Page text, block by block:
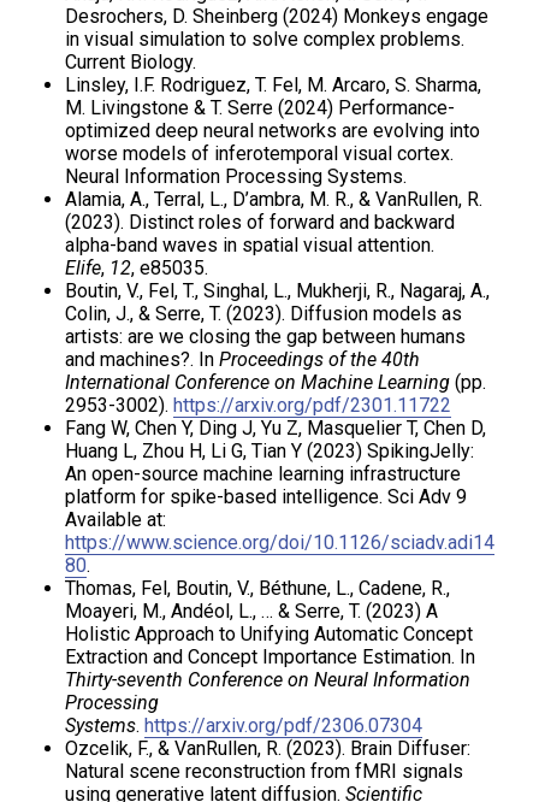
Desrochers, D. Sheinberg (2024) Monkeys engage
in visual simulation to solve complex problems.
Current Biology.
Linsley, I.F. Rodriguez, T. Fel, M. Arcaro, S. Sharma,
M. Livingstone & T. Serre (2024) Performance-
optimized deep neural networks are evolving into
worse models of inferotemporal visual cortex.
Neural Information Processing Systems.
Alamia, A., Terral, L., D’ambra, M. R., & VanRullen, R.
(2023). Distinct roles of forward and backward
alpha-band waves in spatial visual attention.
Elife, 12, e85035.
Boutin, V., Fel, T., Singhal, L., Mukherji, R., Nagaraj, A.,
Colin, J., & Serre, T. (2023). Diffusion models as
artists: are we closing the gap between humans
and machines?. InProceedings of the 40th
International Conferenceon Machine Learning (pp.
2953-3002).https://arxiv.org/pdf/2301.11722
Fang W, Chen Y, Ding J, Yu Z, Masquelier T, Chen D,
Huang L, Zhou H, Li G, Tian Y (2023) SpikingJelly:
An open-source machine learning infrastructure
platform for spike-based intelligence. Sci Adv 9
Available at:
https://www.science.org/doi/10.1126/sciadv.adi14
80.
Thomas, Fel, Boutin, V., Béthune, L., Cadene, R.,
Moayeri, M., Andéol, L., … & Serre, T. (2023) A
Holistic Approach to Unifying Automatic Concept
Extraction and Concept Importance Estimation. In
Thirty-seventh Conference on Neural Information
Processing
Systems.https://arxiv.org/pdf/2306.07304
Ozcelik, F., & VanRullen, R. (2023). Brain Diffuser:
Natural scene reconstruction from fMRI signals
using generative latent diffusion.Scientific